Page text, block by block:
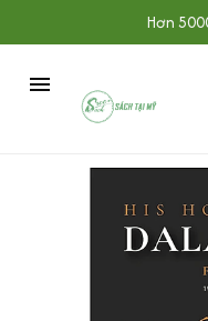
Hơn